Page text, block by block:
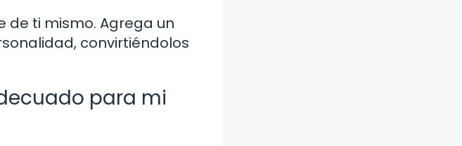
ti mismo. Agrega un
convirtiéndolos
para mi